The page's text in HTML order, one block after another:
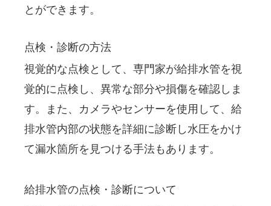
とができます。
点検・診断の方法
視覚的な点検として、専門家が給排水管を視
覚的に点検し、異常な部分や損傷を確認しま
す。また、カメラやセンサーを使用して、給
排水管内部の状態を詳細に診断し水圧をかけ
て漏水箇所を見つける手法もあります。
給排水管の点検・診断について